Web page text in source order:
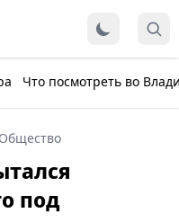
Что посмотреть во
Общество
под